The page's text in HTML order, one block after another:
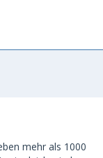
mehr als 1000